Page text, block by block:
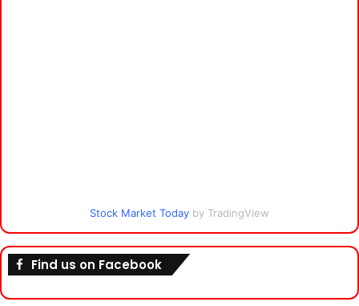
Stock Market Today by TradingView
Find us on Facebook